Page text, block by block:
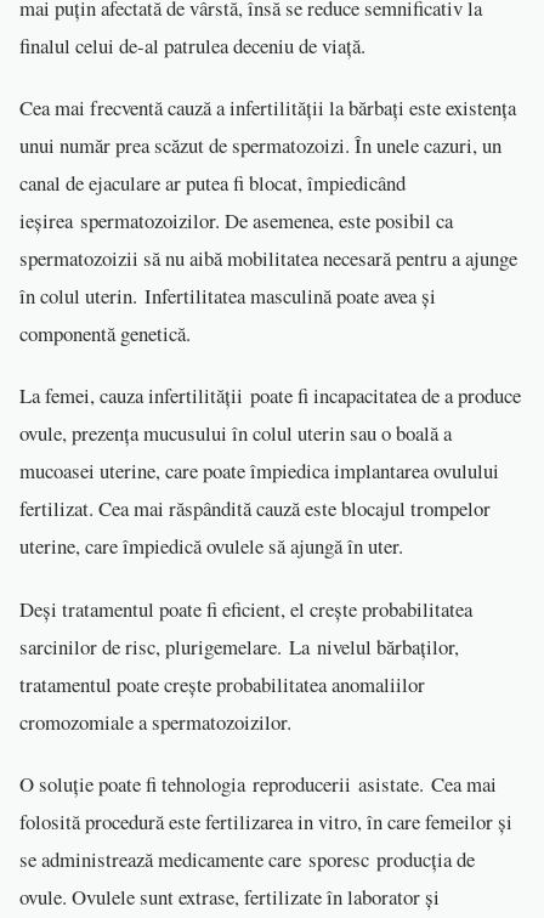
mai puțin afectată de vârstă, însă se reduce semnificativ la
finalul celui de-al patrulea deceniu de viață.
Cea mai frecventă cauză a infertilității la bărbați este existența
unui număr prea scăzut de spermatozoizi. În unele cazuri, un
canal de ejaculare ar putea fi blocat, împiedicând
ieșirea spermatozoizilor. De asemenea, este posibil ca
spermatozoizii să nu aibă mobilitatea necesară pentru a ajunge
în colul uterin. Infertilitatea masculină poate avea și
componentă genetică.
La femei, cauza infertilității poate fi incapacitatea de a produce
ovule, prezența mucusului în colul uterin sau o boală a
mucoasei uterine, care poate împiedica implantarea ovulului
fertilizat. Cea mai răspândită cauză este blocajul trompelor
uterine, care împiedică ovulele să ajungă în uter.
Deși tratamentul poate fi eficient, el crește probabilitatea
sarcinilor de risc, plurigemelare. La nivelul bărbaților,
tratamentul poate crește probabilitatea anomaliilor
cromozomiale a spermatozoizilor.
O soluție poate fi tehnologia reproducerii asistate. Cea mai
folosită procedură este fertilizarea in vitro, în care femeilor și
se administrează medicamente care sporesc producția de
ovule. Ovulele sunt extrase, fertilizate în laborator și